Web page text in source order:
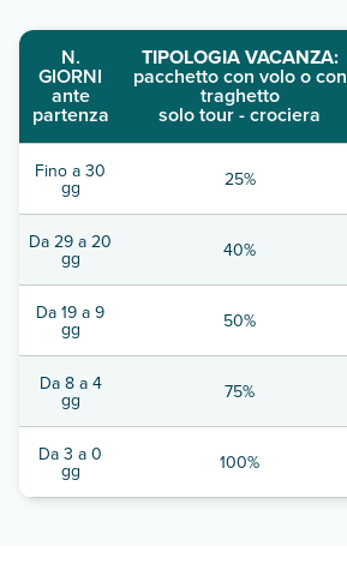
N.
GIORNI
ante
partenza
TIPOLOGIA VACANZA:
pacchetto con volo o con
traghetto
solo tour - crociera
Fino a 30
gg 25%
Da 29 a 20
gg 40%
Da 19 a 9
gg 50%
Da 8 a 4
gg 75%
Da 3 a 0
gg 100%